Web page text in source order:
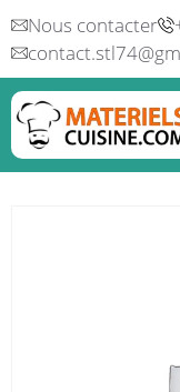
Aller
au
contenu
Nous contacter